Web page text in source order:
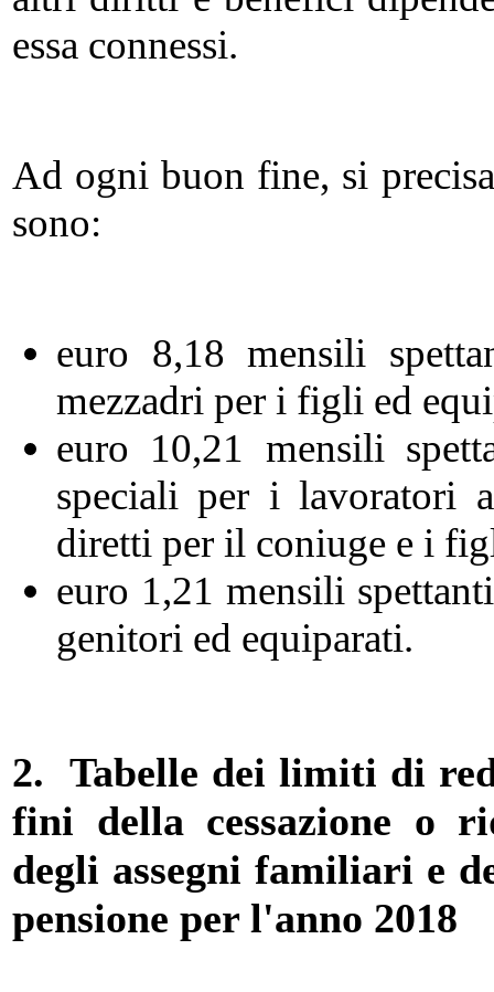
essa connessi.
Ad ogni buon fine, si
sono:
euro 8,18 mensili
mezzadri per i figli ed
euro 10,21 mensili
speciali per i lavoratori
diretti per il coniuge e i
euro 1,21 mensili
genitori ed equiparati.
2. Tabelle dei limiti di
fini della cessazione o
degli assegni familiari e
pensione per l'anno 2018